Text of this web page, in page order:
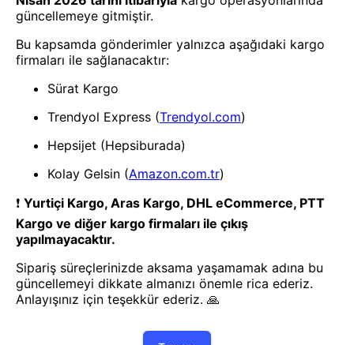
Oje Çıkarıcı
125 ml Oje Çıkarıcı 12 Adet
1
daha etkili ve verimli bir şekilde